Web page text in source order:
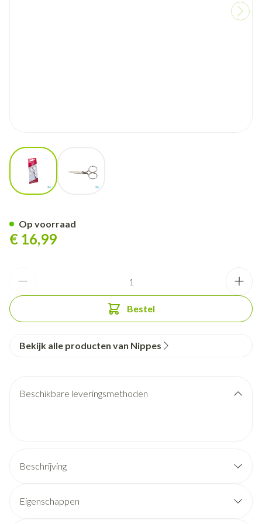
View larger image
€ 16,99
Bestel
Op voorraad
Bekijk alle producten van Nippes
Beschikbare leveringsmethoden
Beschrijving
Eigenschappen